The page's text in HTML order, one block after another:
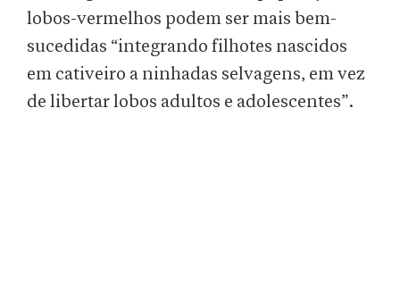
lobos-vermelhos podem ser mais bem-
sucedidas “integrando filhotes nascidos
em cativeiro a ninhadas selvagens, em vez
de libertar lobos adultos e adolescentes”.